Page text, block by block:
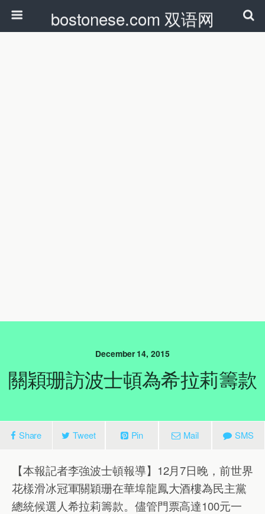
bostonese.com 双语网
December 14, 2015
關穎珊訪波士頓為希拉莉籌款
Share Tweet Pin Mail SMS
【本報記者李強波士頓報導】12月7日晚，前世界
花樣滑冰冠軍關穎珊在華埠龍鳳大酒樓為民主黨
總統候選人希拉莉籌款。儘管門票高達100元一